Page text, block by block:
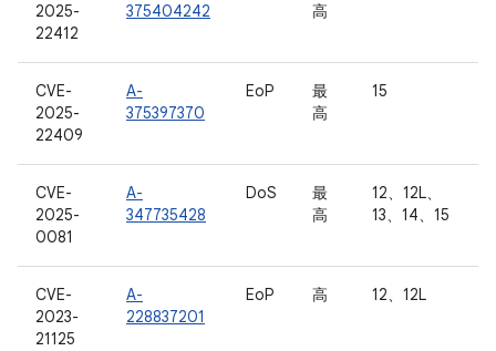
2025-
22412
375404242
高
CVE-
2025-
22409
A-
375397370
EoP
最
高
15
CVE-
2025-
0081
A-
347735428
DoS
最
高
12、12L、
13、14、15
CVE-
2023-
21125
A-
228837201
EoP 高 12、12L